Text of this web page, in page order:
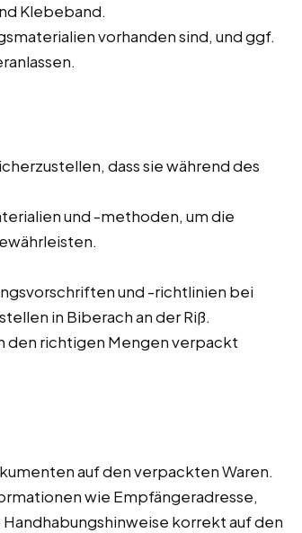
Klebeband.
vorhanden sind, und ggf.
dass sie während des
und -methoden, um die
und -richtlinien bei
in Biberach an der Riß.
den richtigen Mengen verpackt
auf den verpackten Waren.
wie Empfängeradresse,
korrekt auf den